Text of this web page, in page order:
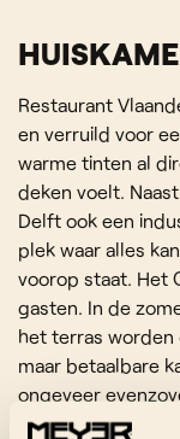
Restaurant
en verruild voor
warme tinten al
deken voelt.
Delft ook een
plek waar alles
voorop staat. Het
gasten. In de
het terras
maar betaalbare
ongeveer